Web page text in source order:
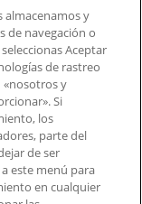
o en la
almacenamos y
de navegación o
Aceptar
de rastreo
«nosotros y
Si
los
parte del
de ser
este menú para
en cualquier